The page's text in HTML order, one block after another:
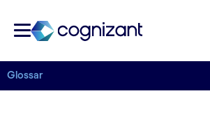
Glossar